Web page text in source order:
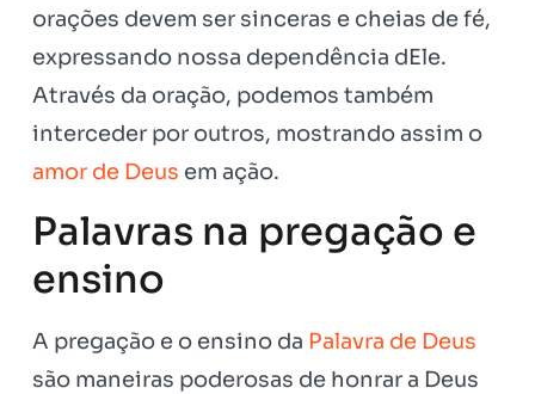
orações devem ser sinceras e cheias de fé,
expressando nossa dependência dEle.
Através da oração, podemos também
interceder por outros, mostrando assim o
amor de Deus em ação.
Palavras na pregação e
ensino
A pregação e o ensino da Palavra de Deus
são maneiras poderosas de honrar a Deus